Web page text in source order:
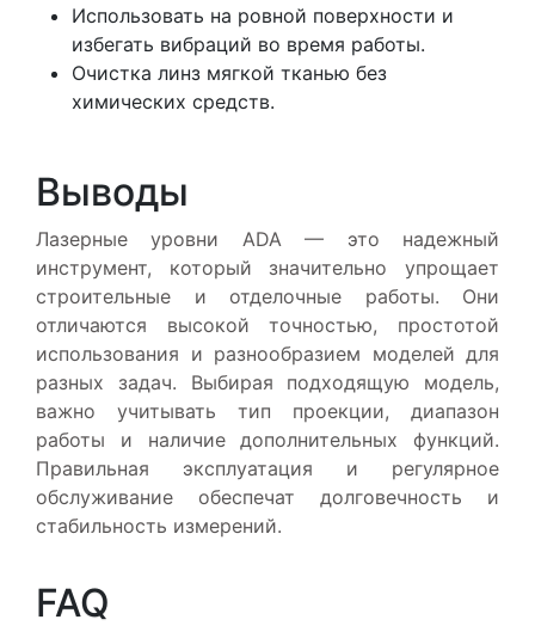
Использовать на ровной поверхности и
избегать вибраций во время работы.
Очистка линз мягкой тканью без
химических средств.
Выводы
Лазерные уровни ADA — это надежный
инструмент, который значительно упрощает
строительные и отделочные работы. Они
отличаются высокой точностью, простотой
использования и разнообразием моделей для
разных задач. Выбирая подходящую модель,
важно учитывать тип проекции, диапазон
работы и наличие дополнительных функций.
Правильная эксплуатация и регулярное
обслуживание обеспечат долговечность и
стабильность измерений.
FAQ